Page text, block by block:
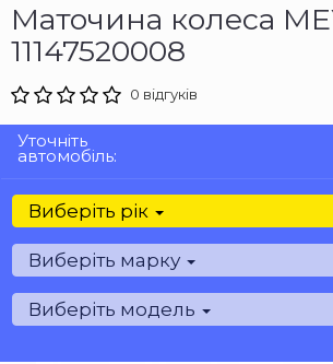
Маточина колеса
11147520008
0 відгуків
Уточніть
автомобіль:
Виберіть рік
Виберіть марку
Виберіть модель